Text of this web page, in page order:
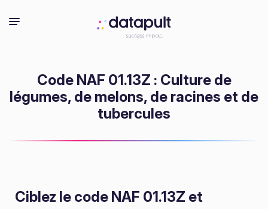
Code NAF 01.13Z : Culture de
légumes, de melons, de racines et de
tubercules
Ciblez le code NAF 01.13Z et